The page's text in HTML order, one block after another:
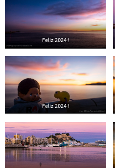
Feliz 2024 !
Feliz 2024 !